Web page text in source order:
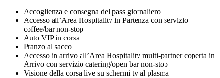
Accoglienza e consegna del pass giornaliero
Accesso all’Area Hospitality in Partenza con servizio
coffee/bar non-stop
Auto VIP in corsa
Pranzo al sacco
Accesso in arrivo all’Area Hospitality multi-partner coperta in
Arrivo con servizio catering/open bar non-stop
Visione della corsa live su schermi tv al plasma